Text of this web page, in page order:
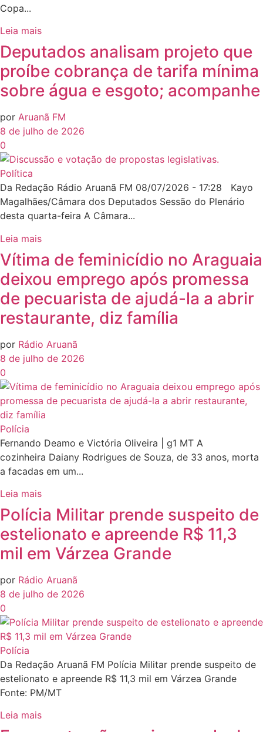
Copa...
Leia mais
Deputados analisam projeto que
proíbe cobrança de tarifa mínima
sobre água e esgoto; acompanhe
por Aruanã FM
8 de julho de 2026
0
Política
Da Redação Rádio Aruanã FM 08/07/2026 - 17:28 Kayo
Magalhães/Câmara dos Deputados Sessão do Plenário
desta quarta-feira A Câmara...
Leia mais
Vítima de feminicídio no Araguaia
deixou emprego após promessa
de pecuarista de ajudá-la a abrir
restaurante, diz família
por Rádio Aruanã
8 de julho de 2026
0
Polícia
Fernando Deamo e Victória Oliveira | g1 MT A
cozinheira Daiany Rodrigues de Souza, de 33 anos, morta
a facadas em um...
Leia mais
Polícia Militar prende suspeito de
estelionato e apreende R$ 11,3
mil em Várzea Grande
por Rádio Aruanã
8 de julho de 2026
0
Polícia
Da Redação Aruanã FM Polícia Militar prende suspeito de
estelionato e apreende R$ 11,3 mil em Várzea Grande
Fonte: PM/MT
Leia mais